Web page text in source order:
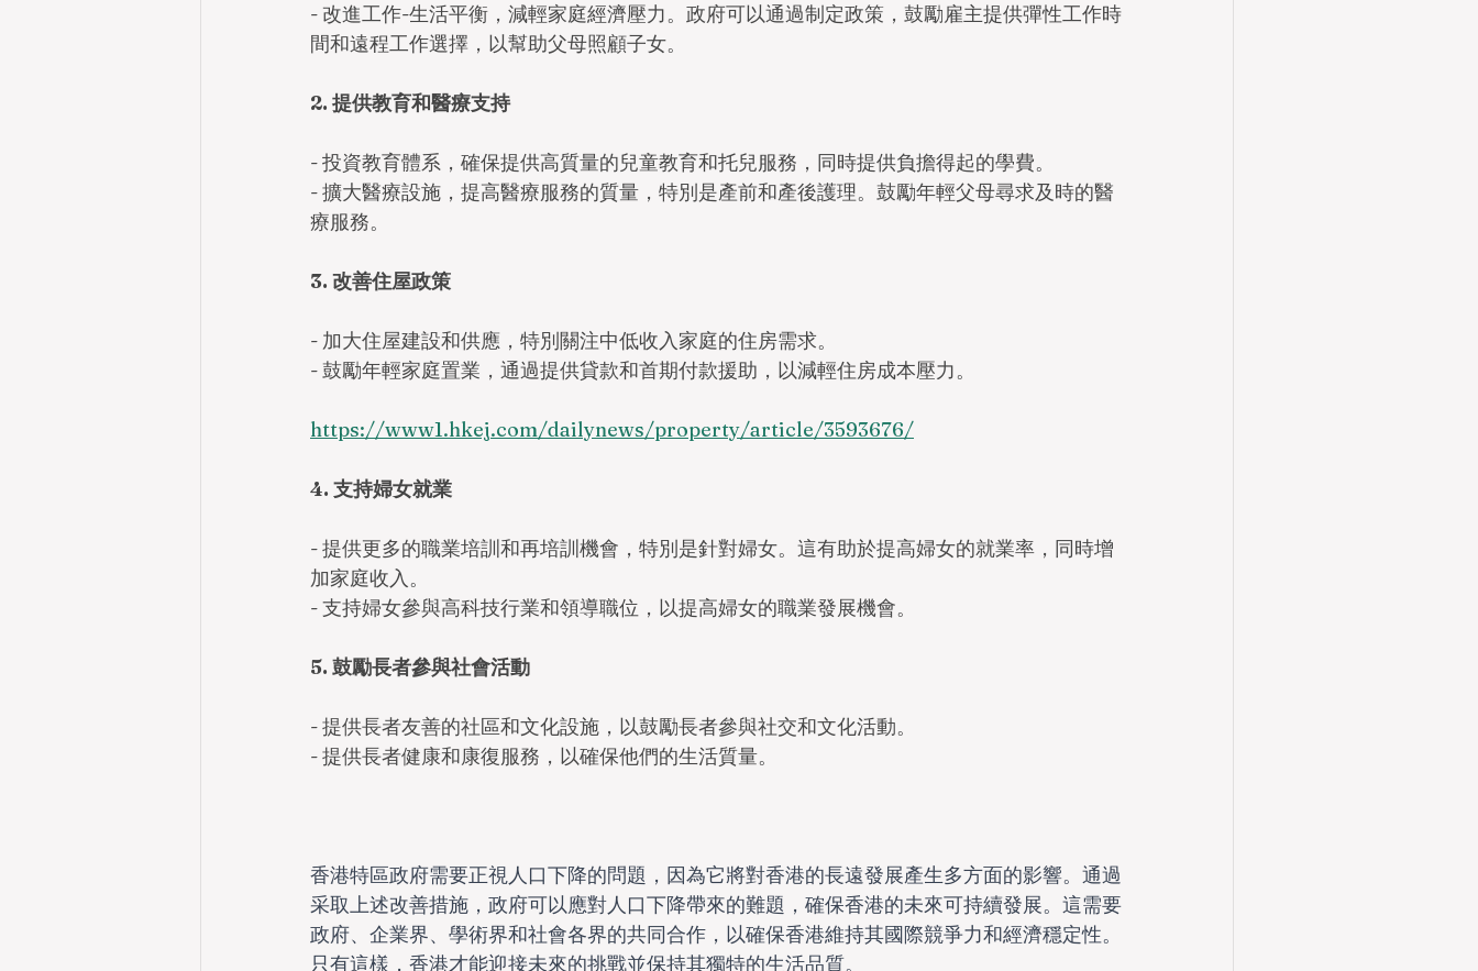
- 改進工作-生活平衡，減輕家庭經濟壓力。政府可以通過制定政策，鼓勵雇主提供彈性工作時
間和遠程工作選擇，以幫助父母照顧子女。
2. 提供教育和醫療支持
- 投資教育體系，確保提供高質量的兒童教育和托兒服務，同時提供負擔得起的學費。
- 擴大醫療設施，提高醫療服務的質量，特別是產前和產後護理。鼓勵年輕父母尋求及時的醫
療服務。
3. 改善住屋政策
- 加大住屋建設和供應，特別關注中低收入家庭的住房需求。
- 鼓勵年輕家庭置業，通過提供貸款和首期付款援助，以減輕住房成本壓力。
https://www1.hkej.com/dailynews/property/article/3593676/
4. 支持婦女就業
- 提供更多的職業培訓和再培訓機會，特別是針對婦女。這有助於提高婦女的就業率，同時增
加家庭收入。
- 支持婦女參與高科技行業和領導職位，以提高婦女的職業發展機會。
5. 鼓勵長者參與社會活動
- 提供長者友善的社區和文化設施，以鼓勵長者參與社交和文化活動。
- 提供長者健康和康復服務，以確保他們的生活質量。
香港特區政府需要正視人口下降的問題，因為它將對香港的長遠發展產生多方面的影響。通過
采取上述改善措施，政府可以應對人口下降帶來的難題，確保香港的未來可持續發展。這需要
政府、企業界、學術界和社會各界的共同合作，以確保香港維持其國際競爭力和經濟穩定性。
只有這樣，香港才能迎接未來的挑戰並保持其獨特的生活品質。